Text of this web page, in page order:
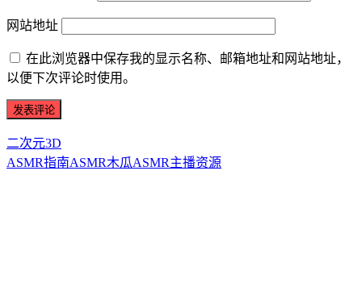
网站地址
在此浏览器中保存我的显示名称、邮箱地址和网站地址，
以便下次评论时使用。
二次元3D
ASMR指南ASMR木瓜ASMR主播资源